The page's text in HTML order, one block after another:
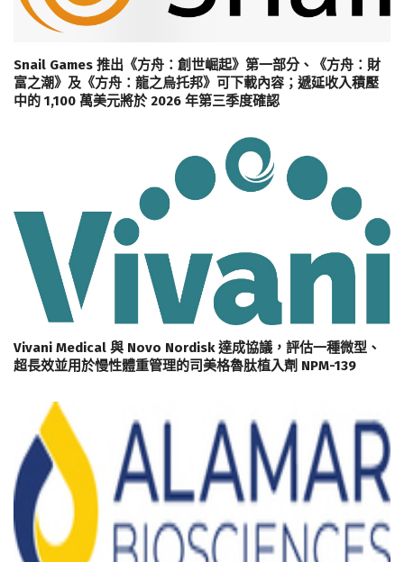
Snail Games 推出《方舟：創世崛起》第一部分、《方舟：財
富之潮》及《方舟：龍之烏托邦》可下載內容；遞延收入積壓
中的 1,100 萬美元將於 2026 年第三季度確認
Vivani Medical 與 Novo Nordisk 達成協議，評估一種微型、
超長效並用於慢性體重管理的司美格魯肽植入劑 NPM-139